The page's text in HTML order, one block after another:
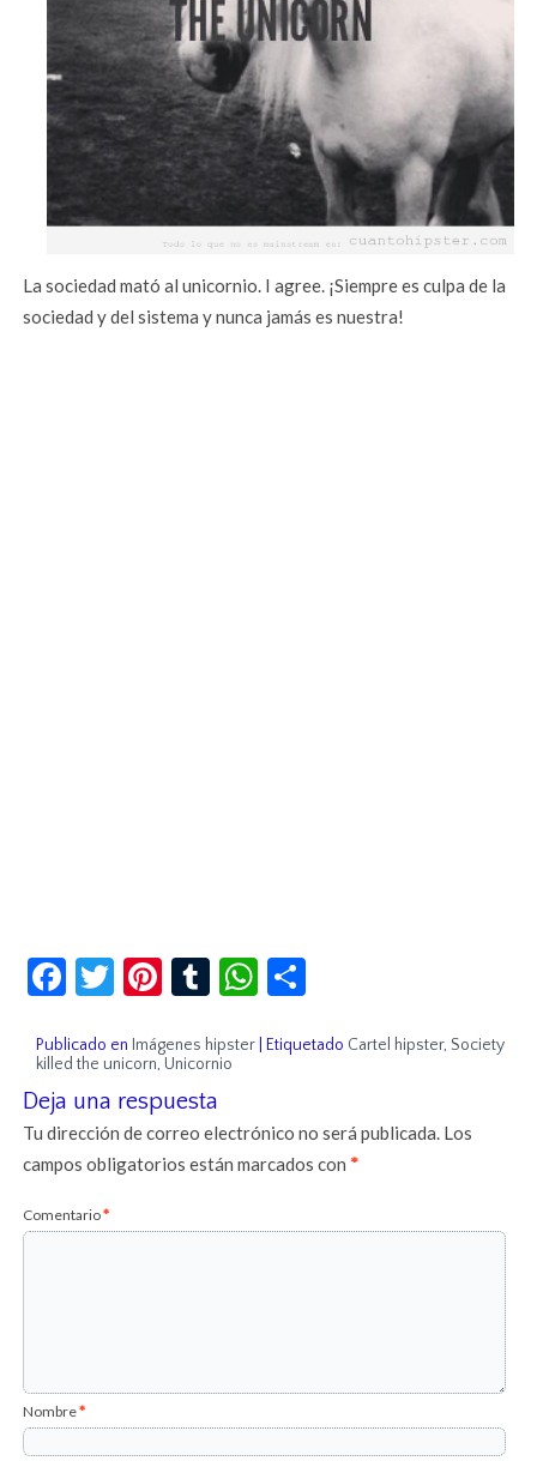
La sociedad mató al unicornio. I agree. ¡Siempre es culpa de la
sociedad y del sistema y nunca jamás es nuestra!
Facebook
Twitter
Pinterest
TumblrWhatsApp
Publicado en Imágenes hipster Etiquetado Cartel hipster, Society
killed the unicorn, Unicornio
Deja una respuesta
Tu dirección de correo electrónico no será publicada. Los
campos obligatorios están marcados con*
Comentario*
Nombre*